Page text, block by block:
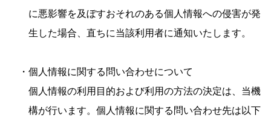
に悪影響を及ぼすおそれのある個人情報への侵害が発
生した場合、直ちに当該利用者に通知いたします。
・個人情報に関する問い合わせについて
個人情報の利用目的および利用の方法の決定は、当機
構が行います。個人情報に関する問い合わせ先は以下